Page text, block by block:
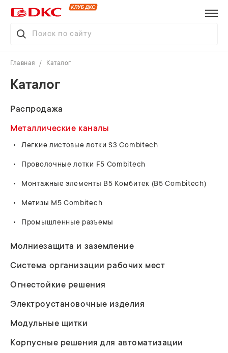
Главная Каталог
Каталог
Распродажа
Металлические каналы
Легкие листовые лотки S3 Combitech
Проволочные лотки F5 Combitech
Монтажные элементы В5 Комбитек (B5 Combitech)
Метизы M5 Combitech
Промышленные разъемы
Молниезащита и заземление
Система организации рабочих мест
Огнестойкие решения
Электроустановочные изделия
Модульные щитки
Корпусные решения для автоматизации